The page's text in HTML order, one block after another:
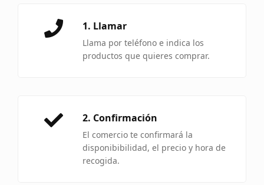
1. Llamar
Llama por teléfono e indica los
productos que quieres comprar.
2. Confirmación
El comercio te confirmará la
disponibibilidad, el precio y hora de
recogida.